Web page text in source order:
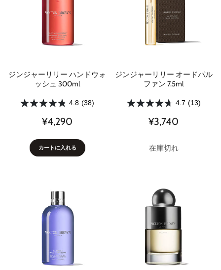
ジンジャーリリー ハンドウォ
ッシュ 300ml
4.8 (38)
¥4,290
カートに入れる
ジンジャーリリー オードパル
ファン 7.5ml
4.7 (13)
¥3,740
在庫切れ